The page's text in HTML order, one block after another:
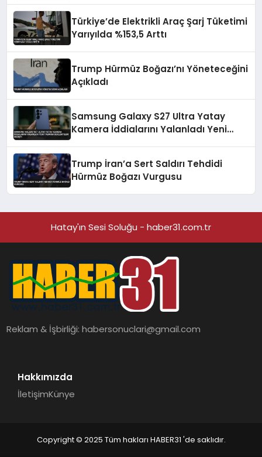
Türkiye’de Elektrikli Araç Şarj Tüketimi
Yarıyılda %153,5 Arttı
Trump Hürmüz Boğazı’nı Yöneteceğini
Açıkladı
Samsung Galaxy S27 Ultra Yatay
Kamera İddialarını Yalanladı Yeni
Trump İran’a Sert Saldırı Tehdidi
Hürmüz Boğazı Vurgusu
Hatay'ın Sesi Soluğu - haber31.com.tr
Reklam & İşbirliği:habersonuclari@gmail.com
Hakkımızda
İletişimKünye
Copyright © 2025 Tüm hakları HABER31 'de saklıdır.